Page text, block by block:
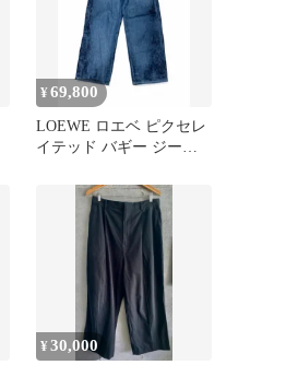
¥69,800
LOEWE ロエベ ピクセレ
イテッド バギー ジーン
¥30,000